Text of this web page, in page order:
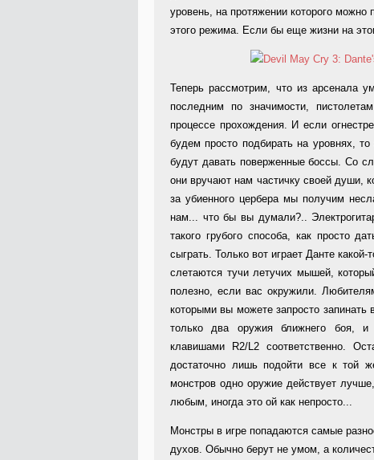
уровень, на протяжении которого
этого режима. Если бы еще жизни на
Теперь рассмотрим, что из арсенала
последним по значимости,
процессе прохождения. И если
будем просто подбирать на уровнях,
будут давать поверженные боссы. Со
они вручают нам частичку своей души,
за убиенного цербера мы получим
нам... что бы вы думали?..
такого грубого способа, как просто
сыграть. Только вот играет Данте
слетаются тучи летучих мышей,
полезно, если вас окружили.
которыми вы можете запросто запинать
только два оружия ближнего боя,
клавишами R2/L2 соответственно.
достаточно лишь подойти все к той
монстров одно оружие действует
любым, иногда это ой как непросто...
Монстры в игре попадаются самые
духов. Обычно берут не умом, а